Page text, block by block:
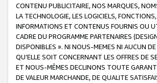
CONTENU PUBLICITAIRE, NOS MARQUES,
LA TECHNOLOGIE, LES LOGICIELS,
INFORMATIONS ET CONTENUS FOURNIS OU
CADRE DU PROGRAMME PARTENAIRES
DISPONIBLES ». NI NOUS-MEMES NI AUCUN
QU’ELLE SOIT CONCERNANT LES OFFRES DE
ET NOUS-MÊMES DECLINONS TOUTE
DE VALEUR MARCHANDE, DE QUALITE